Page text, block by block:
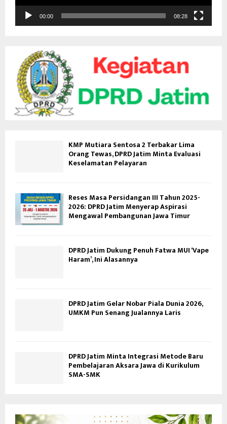
i
e
00:00 08:28
KMP Mutiara Sentosa 2 Terbakar Lima
Orang Tewas, DPRD Jatim Minta Evaluasi
Keselamatan Pelayaran
Reses Masa Persidangan III Tahun 2025-
2026: DPRD Jatim Menyerap Aspirasi
Mengawal Pembangunan Jawa Timur
DPRD Jatim Dukung Penuh Fatwa MUI ‘Vape
Haram’, Ini Alasannya
DPRD Jatim Gelar Nobar Piala Dunia 2026,
UMKM Pun Senang Jualannya Laris
DPRD Jatim Minta Integrasi Metode Baru
Pembelajaran Aksara Jawa di Kurikulum
SMA-SMK